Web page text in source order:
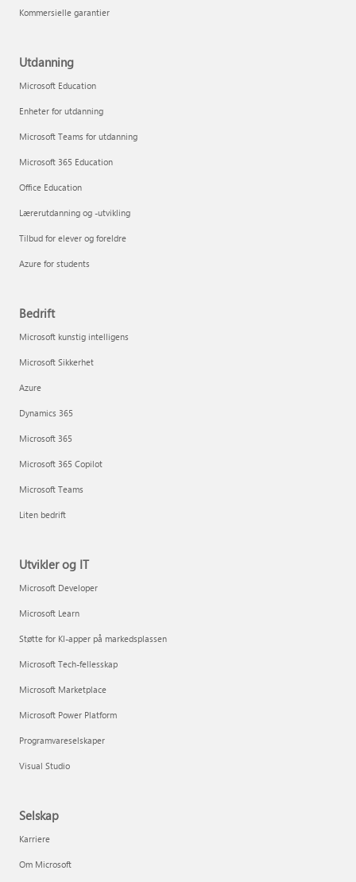
Kommersielle garantier
Utdanning
Microsoft Education
Enheter for utdanning
Microsoft Teams for utdanning
Microsoft 365 Education
Office Education
Lærerutdanning og -utvikling
Tilbud for elever og foreldre
Azure for students
Bedrift
Microsoft kunstig intelligens
Microsoft Sikkerhet
Azure
Dynamics 365
Microsoft 365
Microsoft 365 Copilot
Microsoft Teams
Liten bedrift
Utvikler og IT
Microsoft Developer
Microsoft Learn
Støtte for KI-apper på markedsplassen
Microsoft Tech-fellesskap
Microsoft Marketplace
Microsoft Power Platform
Programvareselskaper
Visual Studio
Selskap
Karriere
Om Microsoft